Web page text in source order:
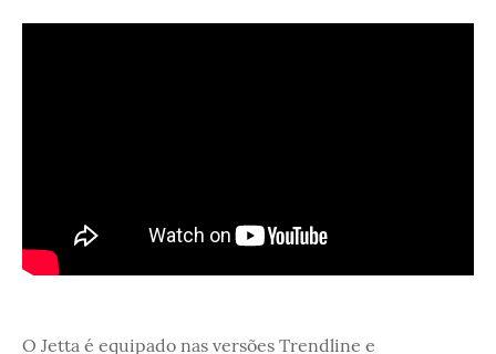
O Jetta é equipado nas versões Trendline e